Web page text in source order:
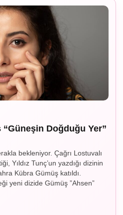
Doğduğu Yer”
bekleniyor. Çağrı Lostuvalı
Yıldız Tunç’un yazdığı dizinin
Kübra Gümüş katıldı.
yeni dizide Gümüş ”Ahsen”